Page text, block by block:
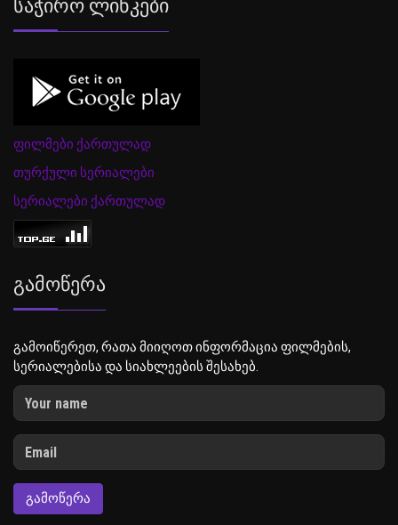
Საჭირო Ლინკები
ფილმები ქართულად
თურქული სერიალები
სერიალები ქართულად
Გამოწერა
გამოიწერეთ, რათა მიიღოთ ინფორმაცია ფილმების,
სერიალებისა და სიახლეების შესახებ.
ᲒᲐᲛᲝᲬᲔᲠᲐ